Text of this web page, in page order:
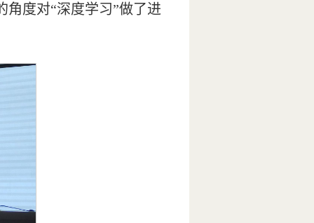
角度对“深度学习”做了进